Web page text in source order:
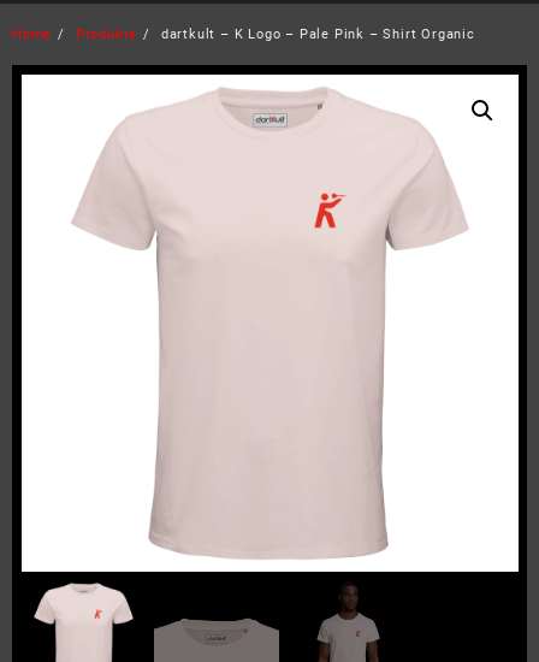
Home Produkte dartkult – K Logo – Pale Pink – Shirt Organic